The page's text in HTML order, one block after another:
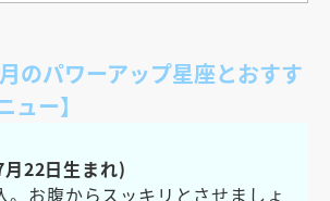
のパワーアップ星座とおすす
ュー】
22日生まれ)
。お腹からスッキリとさせましょ